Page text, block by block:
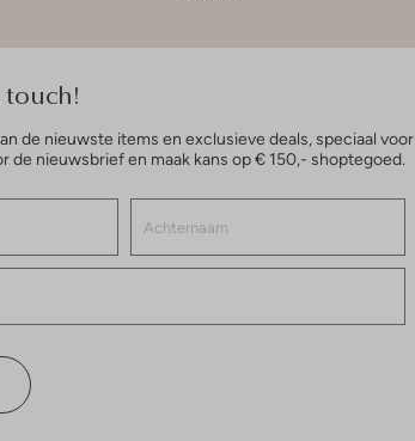
de nieuwste items en exclusieve deals, speciaal voor
de nieuwsbrief en maak kans op € 150,- shoptegoed.